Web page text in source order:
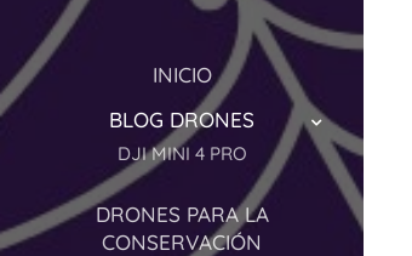
INICIO
BLOG DRONES
DJI MINI 4 PRO
DRONES PARA LA
CONSERVACIÓN